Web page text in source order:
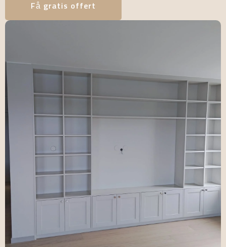
Få gratis offert